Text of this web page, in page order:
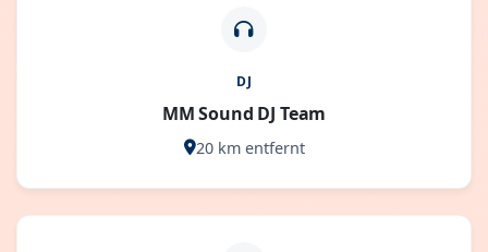
DJ
MM Sound DJ Team
20 km entfernt